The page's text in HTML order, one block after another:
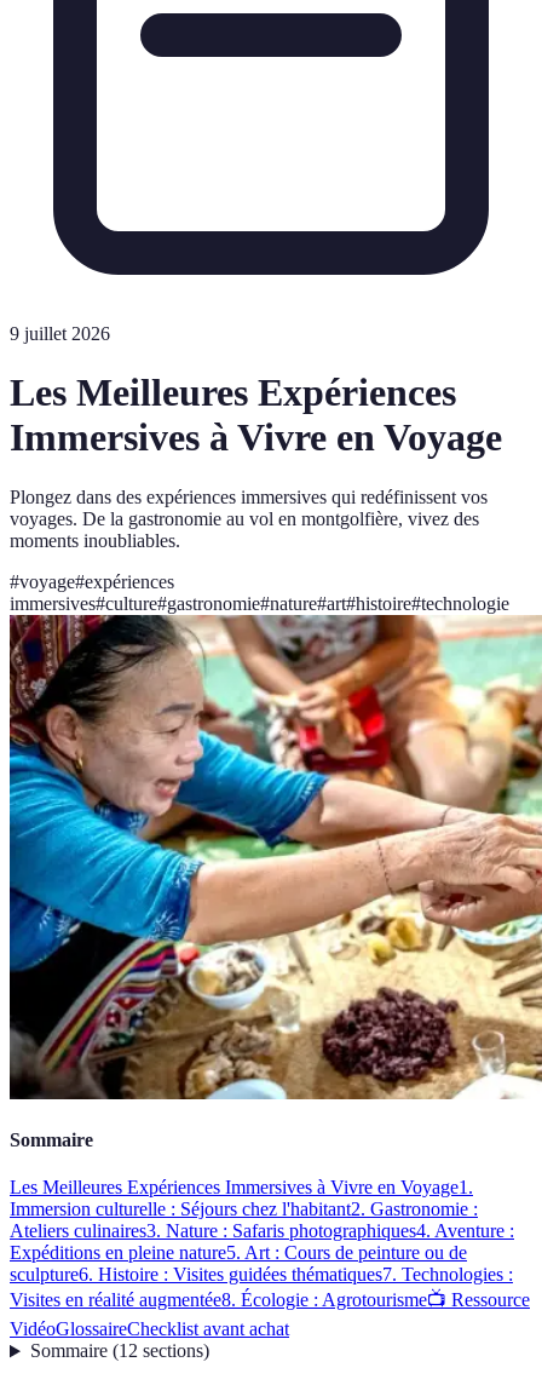
9 juillet 2026
Les Meilleures Expériences
Immersives à Vivre en Voyage
Plongez dans des expériences immersives qui redéfinissent vos
voyages. De la gastronomie au vol en montgolfière, vivez des
moments inoubliables.
#voyage#expériences
immersives#culture#gastronomie#nature#art#histoire#technologie
Sommaire
Les Meilleures Expériences Immersives à Vivre en Voyage1.
Immersion culturelle : Séjours chez l'habitant2. Gastronomie :
Ateliers culinaires3. Nature : Safaris photographiques4. Aventure :
Expéditions en pleine nature5. Art : Cours de peinture ou de
sculpture6. Histoire : Visites guidées thématiques7. Technologies :
Visites en réalité augmentée8. Écologie : Agrotourisme📺 Ressource
VidéoGlossaireChecklist avant achat
Sommaire(12 sections)